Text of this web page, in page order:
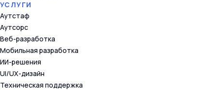
УСЛУГИ
Аутстаф
Аутсорс
Веб-разработка
Мобильная разработка
ИИ-решения
UI/UX-дизайн
Техническая поддержка